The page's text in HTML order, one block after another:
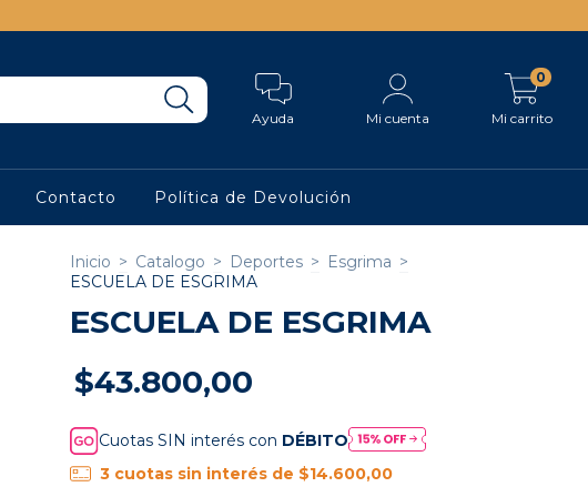
Ayuda Mi cuenta Mi carrito
0
Contacto Política de Devolución
Inicio > Catalogo > Deportes > Esgrima >
ESCUELA DE ESGRIMA
ESCUELA DE ESGRIMA
$43.800,00
Cuotas SIN interés con DÉBITO
3 cuotas sin interés de $14.600,00